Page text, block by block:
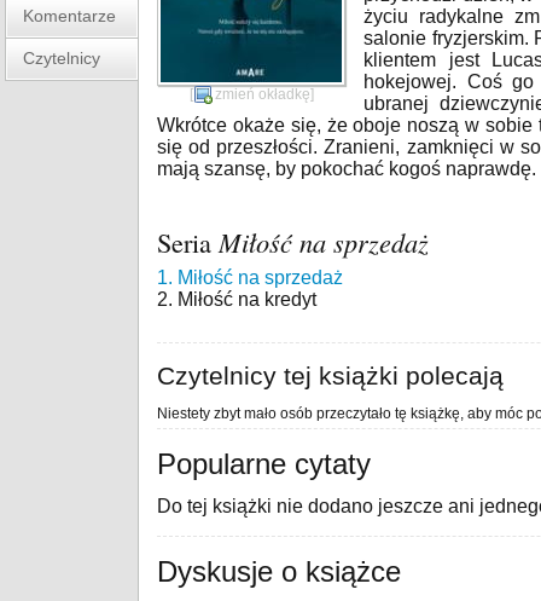
Komentarze
Czytelnicy
[ zmień okładkę]
życiu radykalne
salonie fryzjerskim.
klientem jest
hokejowej. Coś
ubranej
Wkrótce okaże się, że oboje noszą w
się od przeszłości. Zranieni, zamknięci w
mają szansę, by pokochać kogoś
SeriaMiłość na sprzedaż
1. Miłość na sprzedaż
2. Miłość na kredyt
Czytelnicy tej książki polecają
Niestety zbyt mało osób przeczytało tę książkę, aby móc
Popularne cytaty
Do tej książki nie dodano jeszcze ani
Dyskusje o książce